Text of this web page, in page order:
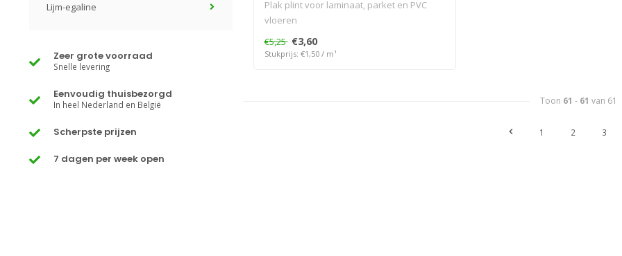
Lijm-egaline
Zeer grote voorraad
Snelle levering
Eenvoudig thuisbezorgd
In heel Nederland en België
Scherpste prijzen
7 dagen per week open
Plak plint voor laminaat, parket en PVC
vloeren
€5,25 €3,60
Stukprijs: €1,50 / m¹
Toon 61 - 61 van 61
1 2 3